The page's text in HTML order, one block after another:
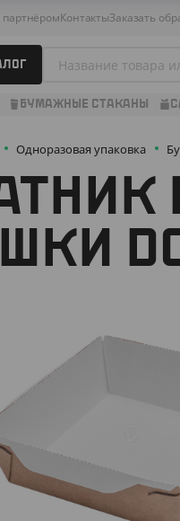
партнёромКонтактыЗаказать
БУМАЖНЫЕ СТАКАНЫ
Одноразовая упаковка